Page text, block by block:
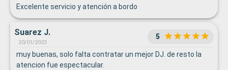
Excelente servicio y atención a bordo
Suarez J.
20/01/2023
5
muy buenas, solo falta contratar un mejor DJ. de resto la
atencion fue espectacular.